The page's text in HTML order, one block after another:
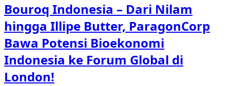
Bouroq Indonesia – Dari Nilam
hingga Illipe Butter, ParagonCorp
Bawa Potensi Bioekonomi
Indonesia ke Forum Global di
London!